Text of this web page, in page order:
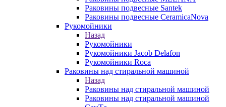
Раковины подвесные Santek
Раковины подвесные CeramicaNova
Рукомойники
Назад
Рукомойники
Рукомойники Jacob Delafon
Рукомойники Roca
Раковины над стиральной машиной
Назад
Раковины над стиральной машиной
Раковины над стиральной машиной